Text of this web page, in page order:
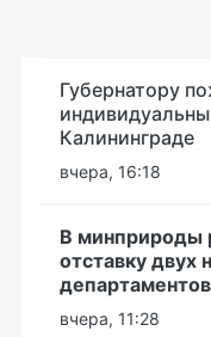
Губернатору
Калининграде
вчера, 16:18
В минприроды
отставку двух
департаментов
вчера, 11:28